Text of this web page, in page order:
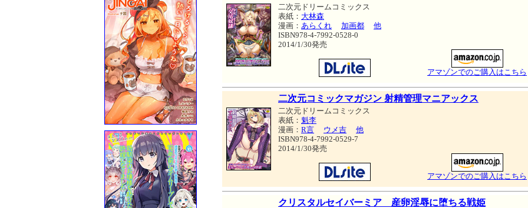
二次元ドリームコミックス
表紙： 大林森
漫画： あらくれ 加画都
他
ISBN978-4-7992-0528-0
2014/1/30発売
アマゾンでのご購入はこちら
二次元コミックマガジン 射精管理マニアックス
二次元ドリームコミックス
表紙： 魁李
漫画： R言 ウメ吉
他
ISBN978-4-7992-0529-7
2014/1/30発売
アマゾンでのご購入はこちら
クリスタルセイバーミア 産卵淫辱に堕ちる戦姫